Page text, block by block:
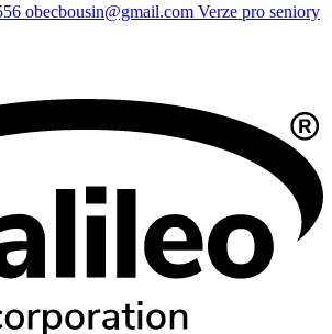
obecbousin@gmail.com Verze pro seniory